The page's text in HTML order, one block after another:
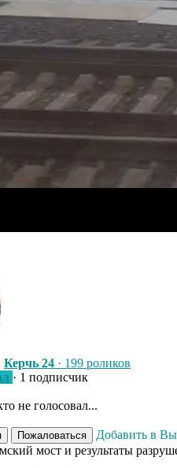
Керчь 24 · 199 роликов
· 1 подписчик
не голосовал...
Пожаловаться Добавить в
мост и результаты